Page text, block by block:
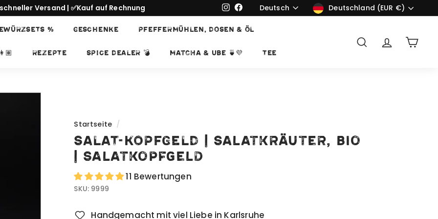
Diashow
Versand | ✅Kauf auf Rechnung Instagram
Facebook
Sprache
Deutsch WährungDeutschland (EUR €)
% GESCHENKE PFEFFERMÜHLEN, DOSEN & ÖL
REZEPTE SPICE DEALER 💣 Matcha & Ube 🍵💜 TEE
Suche Account
Startseite /
SALAT-KOPFGELD | Salatkräuter, bio
| Salatkopfgeld
11 Bewertungen
SKU: 9999
Handgemacht mit viel Liebe in Karlsruhe